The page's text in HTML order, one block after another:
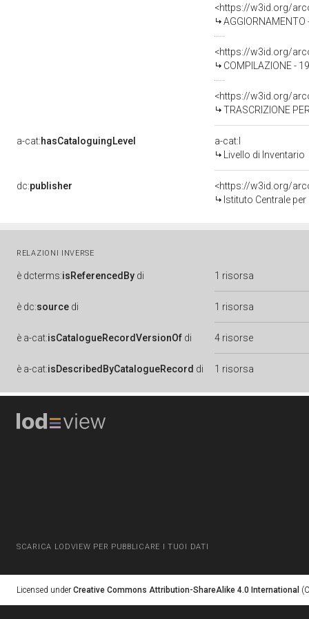
<https://w3id.org/
<https://w3id.org/
COMPILAZIONE -
<https://w3id.org/
TRASCRIZIONE
a-cat:hasCataloguingLevel
a-cat:I
Livello di Inventario
dc:publisher
<https://w3id.org/
Istituto Centrale
RELAZIONI INVERSE
è dcterms:isReferencedBy di 1 risorsa
è dc:source di 1 risorsa
è a-cat:isCatalogueRecordVersionOf di 4 risorse
è a-cat:isDescribedByCatalogueRecord di 1 risorsa
SCARICA LODVIEW PER PUBBLICARE I TUOI DATI
Licensed under Creative Commons Attribution-ShareAlike 4.0 International